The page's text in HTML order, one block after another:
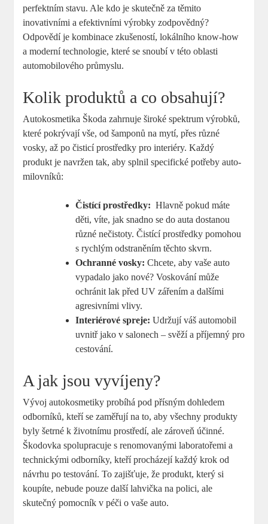
perfektním stavu. Ale kdo je skutečně za ‍těmito
inovativními a efektivními výrobky zodpovědný?
Odpovědí ⁣je kombinace zkušeností, ‍lokálního know-how
a moderní technologie, které⁤ se​ snoubí v této⁣ oblasti
automobilového průmyslu.
Kolik produktů⁢ a co⁢ obsahují?
Autokosmetika Škoda zahrnuje široké spektrum⁣ výrobků,
které pokrývají vše, od ‌šamponů na ‍mytí, ⁤přes různé
vosky, ‍až po ⁢čisticí prostředky pro interiéry. Každý
produkt je ⁢navržen tak, ⁤aby splnil specifické potřeby auto-
milovníků:
Čistící prostředky: ​ Hlavně pokud máte
děti, víte, jak snadno se⁢ do auta‌ dostanou
různé nečistoty. Čistící⁣ prostředky ‍pomohou
s rychlým odstraněním těchto‌ skvrn.
Ochranné‍ vosky: Chcete, aby vaše‍ auto⁢
vypadalo​ jako ‌nové? Voskování může
ochránit ⁢lak ⁣před UV zářením a ⁤dalšími
agresivními vlivy.
Interiérové spreje: Udržují váš automobil​
uvnitř jako v salonech – svěží a příjemný⁢ pro
cestování.
A jak jsou vyvíjeny?
Vývoj autokosmetiky probíhá pod přísným dohledem
odborníků, kteří se⁤ zaměřují na to, aby všechny⁤ produkty
byly šetrné ​k⁣ životnímu‌ prostředí, ale zároveň účinné.
Škodovka ⁣spolupracuje s renomovanými laboratořemi a‌
technickými odborníky, ​kteří procházejí ‌každý ​krok od
⁢návrhu po ⁣testování. To ⁢zajišťuje, ⁢že produkt, který si
koupíte,⁤ nebude pouze ‍další lahvička na polici, ale‍
skutečný pomocník v ⁣péči⁤ o vaše auto.